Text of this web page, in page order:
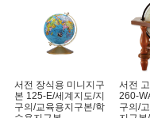
서전 장식용 미니지구
본 125-E/세계지도/지
구의/교육용지구본/학
서전
260-
구의/